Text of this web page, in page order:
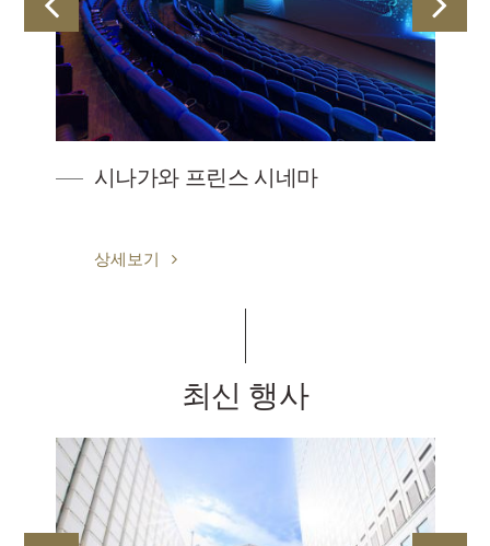
시나가와 프린스 시네마
상세보기
최신 행사